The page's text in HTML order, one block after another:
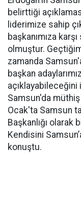
belirttiği
liderimize sahip
başkanımıza
olmuştur.
zamanda
başkan
Samsun'da
Ocak'ta Samsun
Başkanlığı olarak
Kendisini
konuştu.